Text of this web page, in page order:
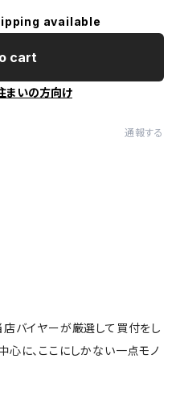
available
cart
まいの方向け
通報する
店バイヤーが厳選して買付をし
心に、ここにしかない一点モノ